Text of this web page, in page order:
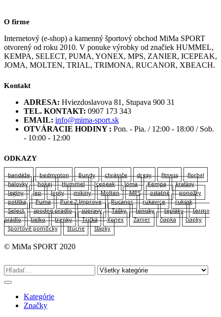
O firme
Internetový (e-shop) a kamenný športový obchod MiMa SPORT
otvorený od roku 2010. V ponuke výrobky od značiek HUMMEL,
KEMPA, SELECT, PUMA, YONEX, MPS, ZANIER, ICEPEAK,
JOMA, MOLTEN, TRIAL, TRIMONA, RUCANOR, XBEACH.
Kontakt
ADRESA: Hviezdoslavova 81, Stupava 900 31
TEL. KONTAKT: 0907 173 343
EMAIL: info@mima-sport.sk
OTVÁRACIE HODINY : Pon. - Pia. / 12:00 - 18:00 / Sob.
- 10:00 - 12:00
ODKAZY
bandáže bedminton Bundy chrániče dresy fitness
florbal
halovky
hokej Hummel Icepeak Joma Kempa
kraťasy
legíny
lep lopty mikiny Molten MPS ostatné
ponožky
potítka
Puma Pure 2 Improve Rucanor rukavice
ruksak
Select
spodne pradlo súpravy Tašky tenisky tepláky
termo
prádlo
tielko trenky Tričká Yonex Zanier čiapka
čiapky
športové pomôcky
štucne šľapky
© MiMa SPORT 2020
Kategórie
Značky